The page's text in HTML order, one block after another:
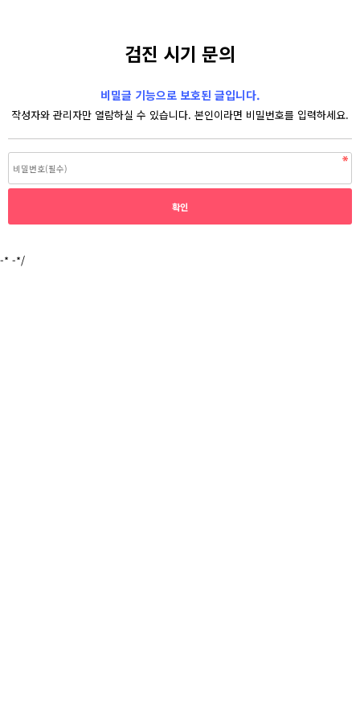
검진 시기 문의
비밀글 기능으로 보호된 글입니다.
작성자와 관리자만 열람하실 수 있습니다. 본인이라면 비밀번호를 입력하세요.
-* -*/